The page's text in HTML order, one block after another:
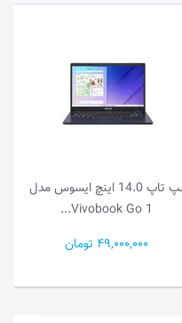
لپ تاپ 14.0 اینچ ایسوس
Vivobook Go 1...
55,500,000 تومان